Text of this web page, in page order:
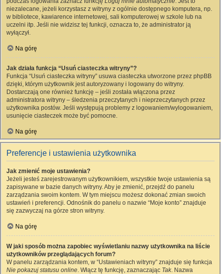
niezalecane, jeżeli korzystasz z witryny z ogólnie dostępnego komputera, np.
w bibliotece, kawiarence internetowej, sali komputerowej w szkole lub na
uczelni itp. Jeśli nie widzisz tej funkcji, oznacza to, że administrator ją
wyłączył.
Na górę
Jak działa funkcja “Usuń ciasteczka witryny”?
Funkcja “Usuń ciasteczka witryny” usuwa ciasteczka utworzone przez phpBB
dzięki, którym użytkownik jest autoryzowany i logowany do witryny.
Dostarczają one również funkcję – jeśli została włączona przez
administratora witryny – śledzenia przeczytanych i nieprzeczytanych przez
użytkownika postów. Jeśli występują problemy z logowaniem/wylogowaniem,
usunięcie ciasteczek może być pomocne.
Na górę
Preferencje i ustawienia użytkownika
Jak zmienić moje ustawienia?
Jeżeli jesteś zarejestrowanym użytkownikiem, wszystkie twoje ustawienia są
zapisywane w bazie danych witryny. Aby je zmienić, przejdź do panelu
zarządzania swoim kontem. W tym miejscu możesz dokonać zmian swoich
ustawień i preferencji. Odnośnik do panelu o nazwie “Moje konto” znajduje
się zazwyczaj na górze stron witryny.
Na górę
W jaki sposób można zapobiec wyświetlaniu nazwy użytkownika na liście
użytkowników przeglądających forum?
W panelu zarządzania kontem, w “Ustawieniach witryny” znajduje się funkcja
Nie pokazuj statusu online. Włącz tę funkcję, zaznaczając Tak. Nazwa